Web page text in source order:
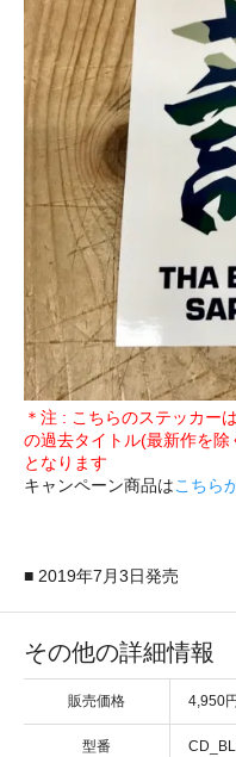
＊注 : こちらのステッカー
の過去タイトル(最新作を
となります
キャンペーン商品はこちら
■ 2019年7月3日発売
その他の詳細情報
販売価格 4,950
型番